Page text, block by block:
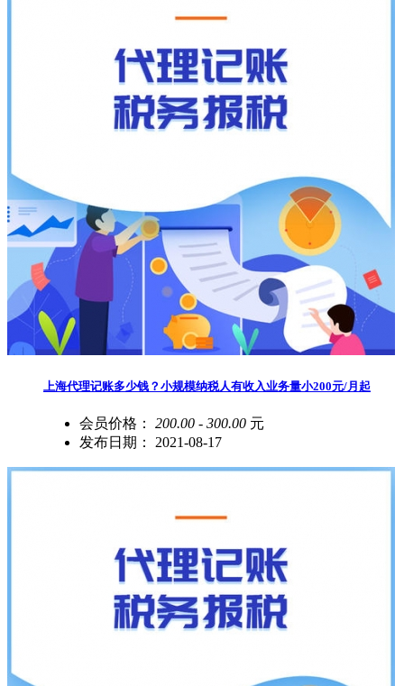
上海代理记账多少钱？小规模纳税人有收入业务量小200元/月起
会员价格： 200.00 - 300.00 元
发布日期： 2021-08-17